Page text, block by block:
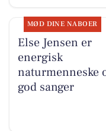
MØD DINE NABOER
Else Jensen er
energisk
naturmenneske
god sanger